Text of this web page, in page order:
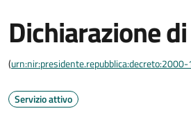
Dichiarazione
(
Servizio attivo